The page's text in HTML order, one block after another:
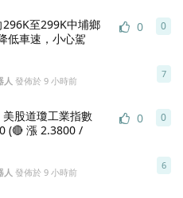
296K至299K中埔鄉
低車速，小心駕
0
人 發佈於 9 小時前
7
0
美股道瓊工業指數
(🔴 漲 2.3800 /
0
人 發佈於 9 小時前
6
0